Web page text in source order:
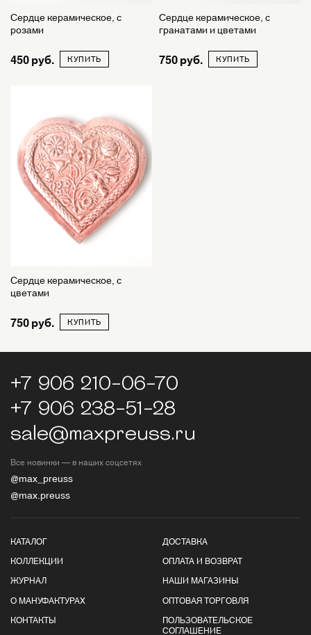
Сердце керамическое, с
розами
450 КУПИТЬ
Сердце керамическое, с
гранатами и цветами
750 КУПИТЬ
Сердце керамическое, с
цветами
750 КУПИТЬ
+7 906 210-06-70
+7 906 238-51-28
sale@maxpreuss.ru
Все новинки — в наших соцсетях
@max_preuss
@max.preuss
КАТАЛОГ
КОЛЛЕКЦИИ
ЖУРНАЛ
О МАНУФАКТУРАХ
КОНТАКТЫ
ДОСТАВКА
ОПЛАТА И ВОЗВРАТ
НАШИ МАГАЗИНЫ
ОПТОВАЯ ТОРГОВЛЯ
ПОЛЬЗОВАТЕЛЬСКОЕ
СОГЛАШЕНИЕ